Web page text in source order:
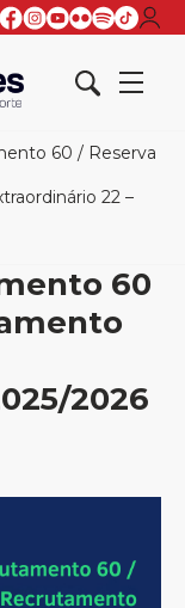
60 / Reserva
22 –
60
2026